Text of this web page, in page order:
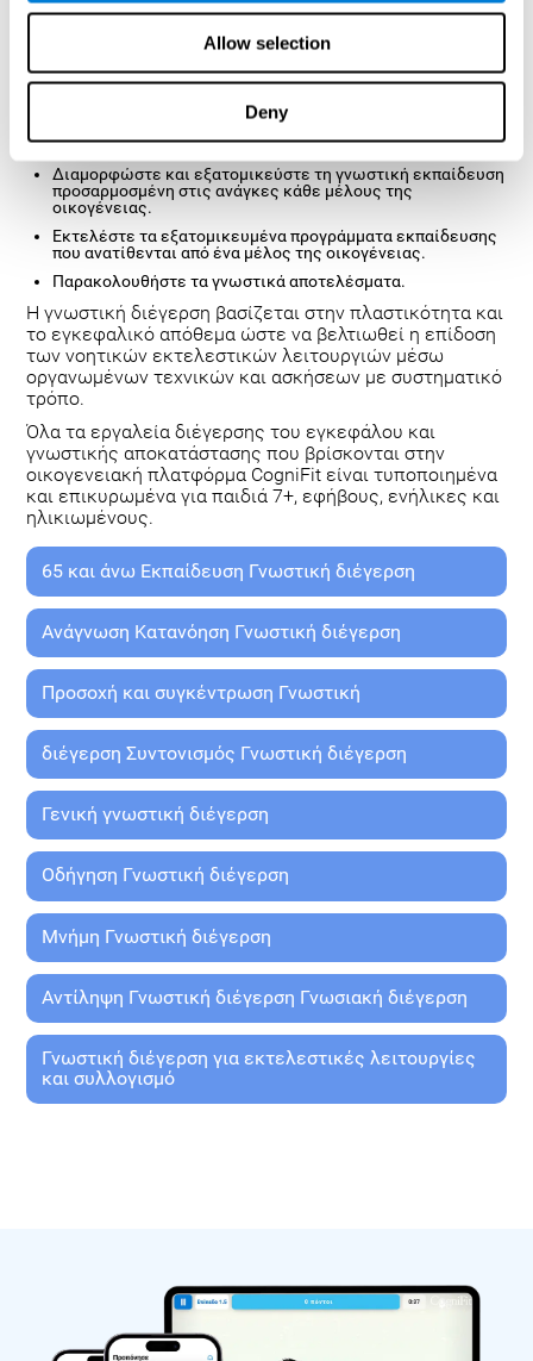
Allow selection
Deny
στην εκπαίδευση του εγκεφάλου της οικογένειας ή/
και στη γνωστική αποκατάσταση. Μέσω γνωστικών
δεδομένων που λαμβάνονται από τυποποιημένες
βαθμολογίες με βάση την ηλικία και το φύλο,
Κατανοήστε τη μοναδική γνωστική κατάσταση κάθε
μέλους της οικογένειας.
Διαμορφώστε και εξατομικεύστε τη γνωστική εκπαίδευση
προσαρμοσμένη στις ανάγκες κάθε μέλους της
οικογένειας.
Εκτελέστε τα εξατομικευμένα προγράμματα εκπαίδευσης
που ανατίθενται από ένα μέλος της οικογένειας.
Παρακολουθήστε τα γνωστικά αποτελέσματα.
Η γνωστική διέγερση βασίζεται στην πλαστικότητα και
το εγκεφαλικό απόθεμα ώστε να βελτιωθεί η επίδοση
των νοητικών εκτελεστικών λειτουργιών μέσω
οργανωμένων τεχνικών και ασκήσεων με συστηματικό
τρόπο.
Όλα τα εργαλεία διέγερσης του εγκεφάλου και
γνωστικής αποκατάστασης που βρίσκονται στην
οικογενειακή πλατφόρμα CogniFit είναι τυποποιημένα
και επικυρωμένα για παιδιά 7+, εφήβους, ενήλικες και
ηλικιωμένους.
65 και άνω Εκπαίδευση Γνωστική διέγερση
Ανάγνωση Κατανόηση Γνωστική διέγερση
Προσοχή και συγκέντρωση Γνωστική
διέγερση Συντονισμός Γνωστική διέγερση
Γενική γνωστική διέγερση
Οδήγηση Γνωστική διέγερση
Μνήμη Γνωστική διέγερση
Αντίληψη Γνωστική διέγερση Γνωσιακή διέγερση
Γνωστική διέγερση για εκτελεστικές λειτουργίες
και συλλογισμό